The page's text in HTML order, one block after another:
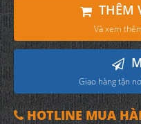
THÊM
Và xem
Giao hàng tận
HOTLINE MUA